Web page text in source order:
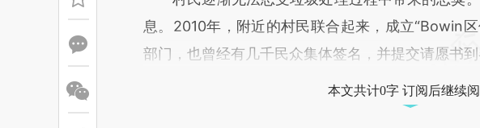
息。2010年，附近的村民联合起来，成立“Bowin
部门，也曾经有几千民众集体签名，并提交请愿书到
本文共计0字 订阅后继续